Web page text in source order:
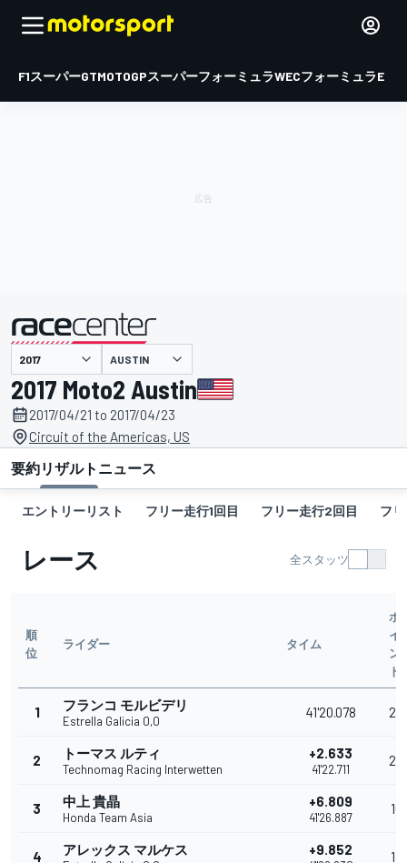
F1スーパーGTMOTOGPスーパーフォーミュラWECフォーミュラE
主催 AUSTIN
2017 Moto2 Austin
2017/04/21 to 2017/04/23
Circuit of the Americas, US
要約リザルト ニュース
エントリーリスト フリー走行1回目 フリー走行2回目 フ
レース 全スタッツ
順
位
ライダー タイム
ポ
イ
ン
ト
1 フランコ モルビデリ
Estrella Galicia 0,0
41'20.078 25
2 トーマス ルティ
Technomag Racing Interwetten
+2.633
41'22.711
20
3 中上 貴晶
Honda Team Asia
+6.809
41'26.887
16
4 アレックス マルケス +9.852 13